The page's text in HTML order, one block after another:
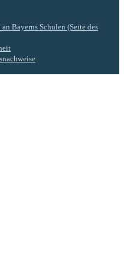
Bayerns Schulen (Seite des